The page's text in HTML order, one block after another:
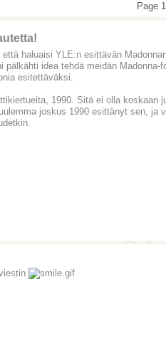
Page
haluaisi YLE:n esittävän
idea tehdä meidän Madonna-
esitettäväksi.
1990. Sitä ei olla koskaan
joskus 1990 esittänyt sen, ja